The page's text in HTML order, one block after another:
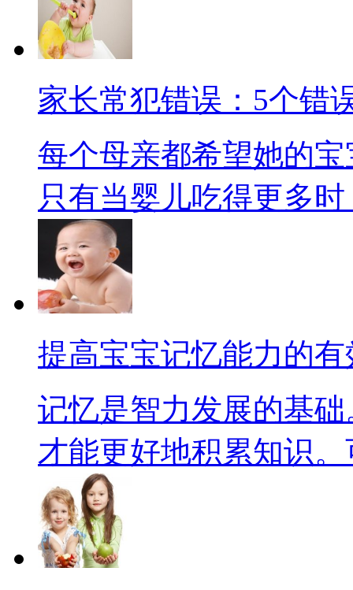
家长常犯错误：5个错
每个母亲都希望她的
只有当婴儿吃得更多时
提高宝宝记忆能力的
记忆是智力发展的基
才能更好地积累知识。